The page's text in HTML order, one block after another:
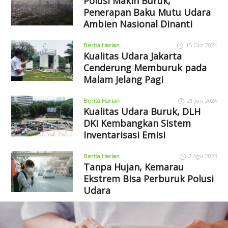
Penerapan Baku Mutu Udara
Ambien Nasional Dinanti
Berita Harian 15 Okt 2024
Kualitas Udara Jakarta
Cenderung Memburuk pada
Malam Jelang Pagi
Berita Harian 21 Jun 2024
Kualitas Udara Buruk, DLH
DKI Kembangkan Sistem
Inventarisasi Emisi
Berita Harian 2 Agu 2023
Tanpa Hujan, Kemarau
Ekstrem Bisa Perburuk Polusi
Udara